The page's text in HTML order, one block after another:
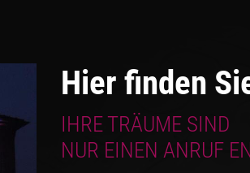
Hier finden
IHRE TRÄUME SIND
NUR EINEN ANRUF